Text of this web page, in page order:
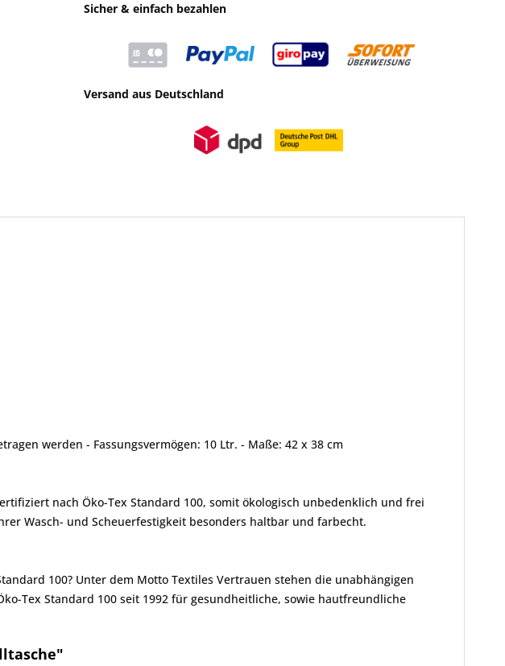
Sicher & einfach bezahlen
Versand aus Deutschland
werden - Fassungsvermögen: 10 Ltr. - Maße: 42 x 38 cm
nach Öko-Tex Standard 100, somit ökologisch unbedenklich und frei
Wasch- und Scheuerfestigkeit besonders haltbar und farbecht.
100? Unter dem Motto Textiles Vertrauen stehen die unabhängigen
Tex Standard 100 seit 1992 für gesundheitliche, sowie hautfreundliche